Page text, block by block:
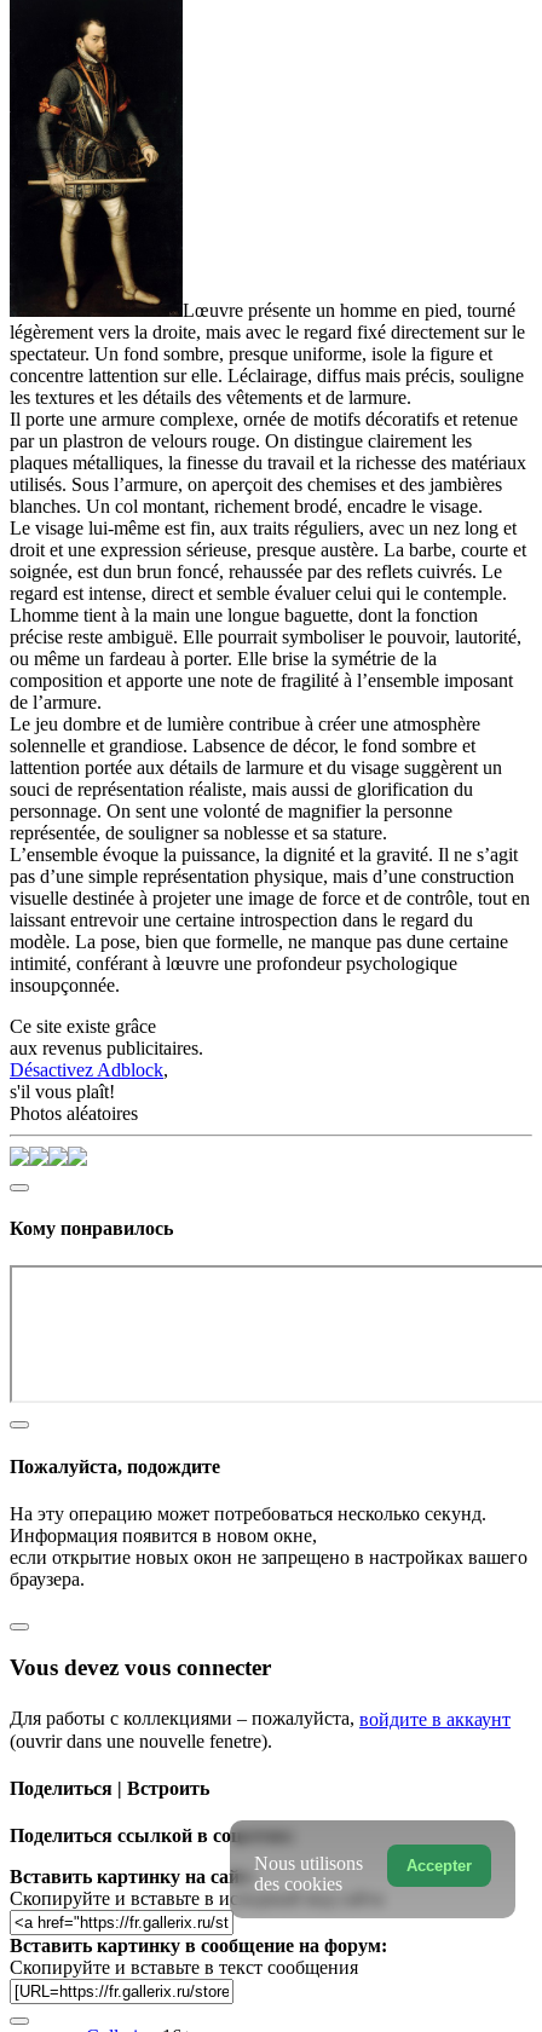
Lœuvre présente un homme en pied, tourné
légèrement vers la droite, mais avec le regard fixé directement sur le
spectateur. Un fond sombre, presque uniforme, isole la figure et
concentre lattention sur elle. Léclairage, diffus mais précis, souligne
les textures et les détails des vêtements et de larmure.
Il porte une armure complexe, ornée de motifs décoratifs et retenue
par un plastron de velours rouge. On distingue clairement les
plaques métalliques, la finesse du travail et la richesse des matériaux
utilisés. Sous l’armure, on aperçoit des chemises et des jambières
blanches. Un col montant, richement brodé, encadre le visage.
Le visage lui-même est fin, aux traits réguliers, avec un nez long et
droit et une expression sérieuse, presque austère. La barbe, courte et
soignée, est dun brun foncé, rehaussée par des reflets cuivrés. Le
regard est intense, direct et semble évaluer celui qui le contemple.
Lhomme tient à la main une longue baguette, dont la fonction
précise reste ambiguë. Elle pourrait symboliser le pouvoir, lautorité,
ou même un fardeau à porter. Elle brise la symétrie de la
composition et apporte une note de fragilité à l’ensemble imposant
de l’armure.
Le jeu dombre et de lumière contribue à créer une atmosphère
solennelle et grandiose. Labsence de décor, le fond sombre et
lattention portée aux détails de larmure et du visage suggèrent un
souci de représentation réaliste, mais aussi de glorification du
personnage. On sent une volonté de magnifier la personne
représentée, de souligner sa noblesse et sa stature.
L’ensemble évoque la puissance, la dignité et la gravité. Il ne s’agit
pas d’une simple représentation physique, mais d’une construction
visuelle destinée à projeter une image de force et de contrôle, tout en
laissant entrevoir une certaine introspection dans le regard du
modèle. La pose, bien que formelle, ne manque pas dune certaine
intimité, conférant à lœuvre une profondeur psychologique
insoupçonnée.
Ce site existe grâce
aux revenus publicitaires.
Désactivez Adblock,
s'il vous plaît!
Photos aléatoires
Кому понравилось
Пожалуйста, подождите
На эту операцию может потребоваться несколько секунд.
Информация появится в новом окне,
если открытие новых окон не запрещено в настройках вашего
браузера.
Vous devez vous connecter
Для работы с коллекциями – пожалуйста, войдите в аккаунт
(ouvrir dans une nouvelle fenetre).
Поделиться | Встроить
Поделиться ссылкой в соцсетях:
Вставить картинку на сайт:
Скопируйте и вставьте в исходный код сайта
Вставить картинку в сообщение на форум:
Скопируйте и вставьте в текст сообщения
Accepter
Nous utilisons
des cookies